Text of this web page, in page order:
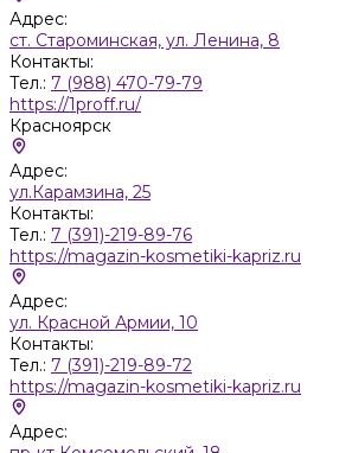
Адрес:
ст. Староминская, ул. Ленина, 8
Контакты:
Тел.: 7 (988) 470-79-79
https://1proff.ru/
Красноярск
Адрес:
ул.Карамзина, 25
Контакты:
Тел.: 7 (391)-219-89-76
https://magazin-kosmetiki-kapriz.ru
Адрес:
ул. Красной Армии, 10
Контакты:
Тел.: 7 (391)-219-89-72
https://magazin-kosmetiki-kapriz.ru
Адрес: